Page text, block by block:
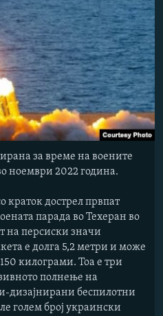
за време на воените
ноември 2022 година.
краток дострел првпат
парада во Техеран во
на персиски значи
е долга 5,2 метри и може
килограми. Тоа е три
полнење на
дизајнирани беспилотни
голем број украински